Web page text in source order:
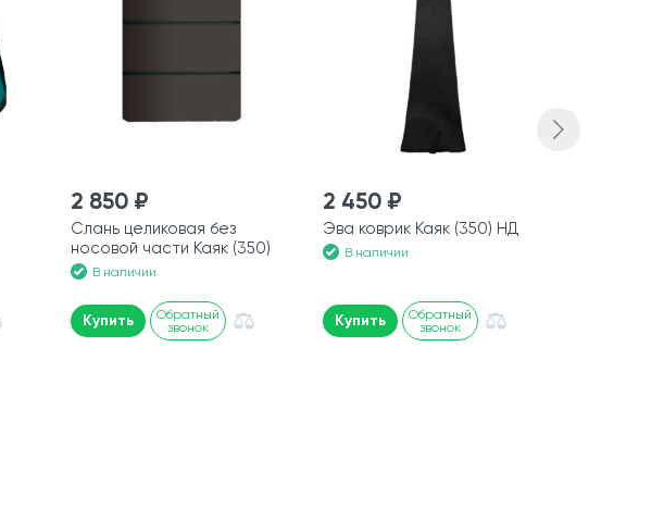
2 850 ₽
Слань целиковая без
носовой части Каяк (350)
В наличии
Купить
Обратный
звонок
2 450 ₽
Эва коврик Каяк (350) НД
В наличии
Купить
Обратный
звонок